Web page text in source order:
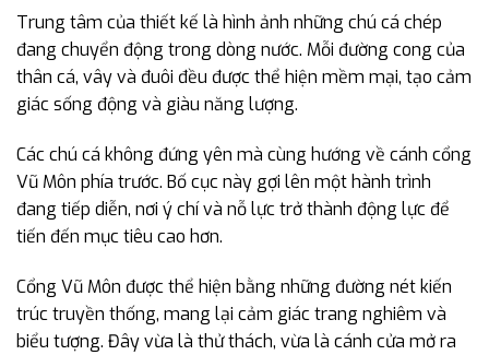
Trung tâm của thiết kế là hình ảnh những chú cá chép
đang chuyển động trong dòng nước. Mỗi đường cong của
thân cá, vây và đuôi đều được thể hiện mềm mại, tạo cảm
giác sống động và giàu năng lượng.
Các chú cá không đứng yên mà cùng hướng về cánh cổng
Vũ Môn phía trước. Bố cục này gợi lên một hành trình
đang tiếp diễn, nơi ý chí và nỗ lực trở thành động lực để
tiến đến mục tiêu cao hơn.
Cổng Vũ Môn được thể hiện bằng những đường nét kiến
trúc truyền thống, mang lại cảm giác trang nghiêm và
biểu tượng. Đây vừa là thử thách, vừa là cánh cửa mở ra